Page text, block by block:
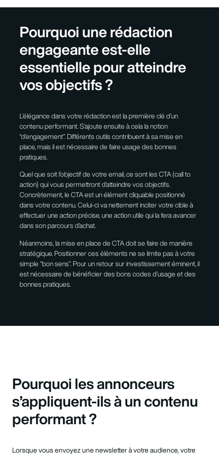
Pourquoi une rédaction
engageante est-elle
essentielle pour atteindre
vos objectifs ?
L’élégance dans votre rédaction est la première clé d’un
contenu performant. S’ajoute ensuite à cela la notion
“d’engagement”. Différents outils contribuent à sa mise en
place, mais il est nécessaire de faire usage des bonnes
pratiques.
Quel que soit l’objectif de votre email, ce sont les CTA (call to
action) qui vous permettront d’atteindre vos objectifs.
Concrètement, le CTA est un élément cliquable positionné
dans votre contenu. Celui-ci va nettement inciter votre cible à
effectuer une action précise, une action utile qui la fera avancer
dans son parcours d’achat.
Néanmoins, la mise en place de CTA doit se faire de manière
stratégique. Positionner ces éléments ne se limite pas à votre
simple “bon sens”. Pour un retour sur investissement éminent, il
est nécessaire de bénéficier des bons codes d’usage et des
bonnes pratiques.
Pourquoi les annonceurs
s’appliquent-ils à un contenu
performant ?
Lorsque vous envoyez une newsletter à votre audience, votre